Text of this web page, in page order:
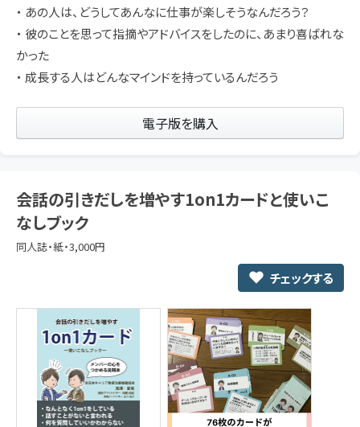
・ あの人は、どうしてあんなに仕事が楽しそうなんだろう？
・ 彼のことを思って指摘やアドバイスをしたのに、あまり喜ばれな
かった
・ 成長する人はどんなマインドを持っているんだろう
電子版を購入
会話の引きだしを増やす1on1カードと使いこ
なしブック
同人誌・紙・3,000円
チェックする